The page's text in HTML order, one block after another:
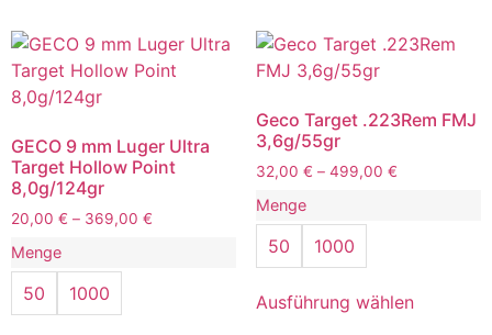
GECO 9 mm Luger Ultra
Target Hollow Point
8,0g/124gr
20,00 € – 369,00 €
Menge
50 1000
Geco Target .223Rem FMJ
3,6g/55gr
32,00 € – 499,00 €
Menge
50 1000
Ausführung wählen